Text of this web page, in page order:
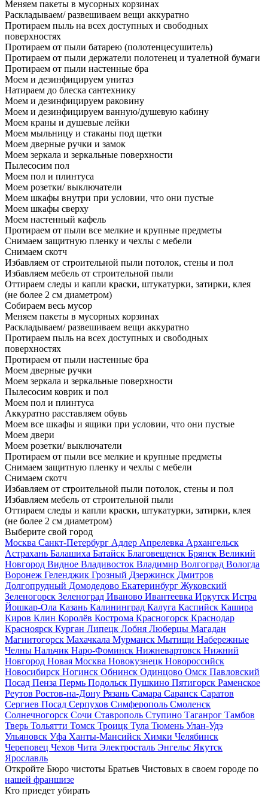
Меняем пакеты в мусорных корзинах
Раскладываем/ развешиваем вещи аккуратно
Протираем пыль на всех доступных и свободных
поверхностях
Протираем от пыли батарею (полотенцесушитель)
Протираем от пыли держатели полотенец и туалетной бумаги
Протираем от пыли настенные бра
Моем и дезинфицируем унитаз
Натираем до блеска сантехнику
Моем и дезинфицируем раковину
Моем и дезинфицируем ванную/душевую кабину
Моем краны и душевые лейки
Моем мыльницу и стаканы под щетки
Моем дверные ручки и замок
Моем зеркала и зеркальные поверхности
Пылесосим пол
Моем пол и плинтуса
Моем розетки/ выключатели
Моем шкафы внутри при условии, что они пустые
Моем шкафы сверху
Моем настенный кафель
Протираем от пыли все мелкие и крупные предметы
Снимаем защитную пленку и чехлы с мебели
Снимаем скотч
Избавляем от строительной пыли потолок, стены и пол
Избавляем мебель от строительной пыли
Оттираем следы и капли краски, штукатурки, затирки, клея
(не более 2 см диаметром)
Собираем весь мусор
Меняем пакеты в мусорных корзинах
Раскладываем/ развешиваем вещи аккуратно
Протираем пыль на всех доступных и свободных
поверхностях
Протираем от пыли настенные бра
Моем дверные ручки
Моем зеркала и зеркальные поверхности
Пылесосим коврик и пол
Моем пол и плинтуса
Аккуратно расставляем обувь
Моем все шкафы и ящики при условии, что они пустые
Моем двери
Моем розетки/ выключатели
Протираем от пыли все мелкие и крупные предметы
Снимаем защитную пленку и чехлы с мебели
Снимаем скотч
Избавляем от строительной пыли потолок, стены и пол
Избавляем мебель от строительной пыли
Оттираем следы и капли краски, штукатурки, затирки, клея
(не более 2 см диаметром)
Выберите свой город
Москва Санкт-Петербург Адлер Апрелевка Архангельск
Астрахань Балашиха Батайск Благовещенск Брянск Великий
Новгород Видное Владивосток Владимир Волгоград Вологда
Воронеж Геленджик Грозный Дзержинск Дмитров
Долгопрудный Домодедово Екатеринбург Жуковский
Зеленогорск Зеленоград Иваново Ивантеевка Иркутск Истра
Йошкар-Ола Казань Калининград Калуга Каспийск Кашира
Киров Клин Королёв Кострома Красногорск Краснодар
Красноярск Курган Липецк Лобня Люберцы Магадан
Магнитогорск Махачкала Мурманск Мытищи Набережные
Челны Нальчик Наро-Фоминск Нижневартовск Нижний
Новгород Новая Москва Новокузнецк Новороссийск
Новосибирск Ногинск Обнинск Одинцово Омск Павловский
Посад Пенза Пермь Подольск Пушкино Пятигорск Раменское
Реутов Ростов-на-Дону Рязань Самара Саранск Саратов
Сергиев Посад Серпухов Симферополь Смоленск
Солнечногорск Сочи Ставрополь Ступино Таганрог Тамбов
Тверь Тольятти Томск Троицк Тула Тюмень Улан-Удэ
Ульяновск Уфа Ханты-Мансийск Химки Челябинск
Череповец Чехов Чита Электросталь Энгельс Якутск
Ярославль
Откройте Бюро чистоты Братьев Чистовых в своем городе по
нашей франшизе
Кто приедет убирать